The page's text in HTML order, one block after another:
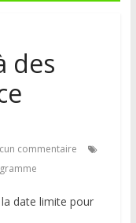
des
commentaire
date limite pour